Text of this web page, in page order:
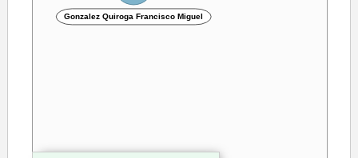
Gonzalez Quiroga Francisco Miguel